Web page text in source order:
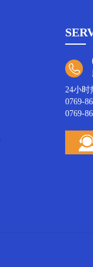
24小时
0769-
0769-